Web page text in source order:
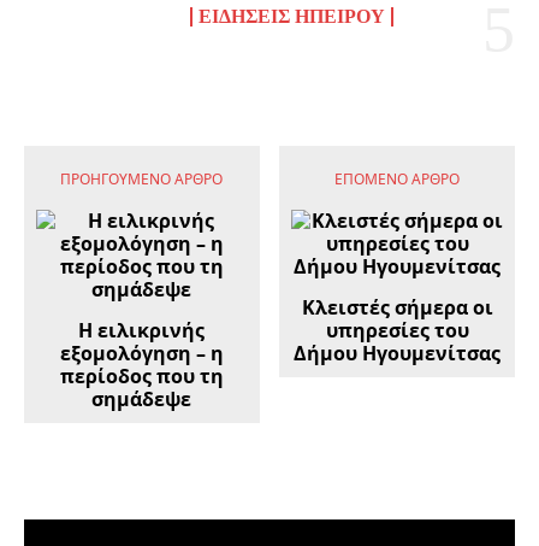
ΕΙΔΉΣΕΙΣ ΗΠΕΊΡΟΥ
ΠΡΟΗΓΟΎΜΕΝΟ ΆΡΘΡΟ
Η ειλικρινής
εξομολόγηση – η
περίοδος που τη
σημάδεψε
ΕΠΌΜΕΝΟ ΆΡΘΡΟ
Κλειστές σήμερα οι
υπηρεσίες του
Δήμου Ηγουμενίτσας